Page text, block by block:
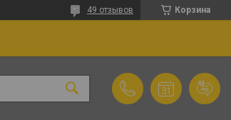
Корзина
49 отзывов